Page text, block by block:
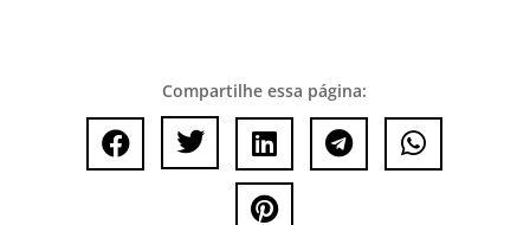
Compartilhe essa página:
    
